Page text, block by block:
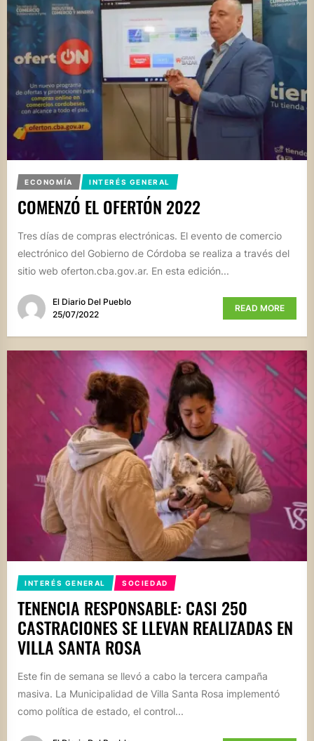
ECONOMÍA INTERÉS GENERAL
COMENZÓ EL OFERTÓN 2022
Tres días de compras electrónicas. El evento de comercio
electrónico del Gobierno de Córdoba se realiza a través del
sitio web oferton.cba.gov.ar. En esta edición...
El Diario Del Pueblo
25/07/2022
READ MORE
INTERÉS GENERAL SOCIEDAD
TENENCIA RESPONSABLE: CASI 250
CASTRACIONES SE LLEVAN REALIZADAS EN
VILLA SANTA ROSA
Este fin de semana se llevó a cabo la tercera campaña
masiva. La Municipalidad de Villa Santa Rosa implementó
como política de estado, el control...